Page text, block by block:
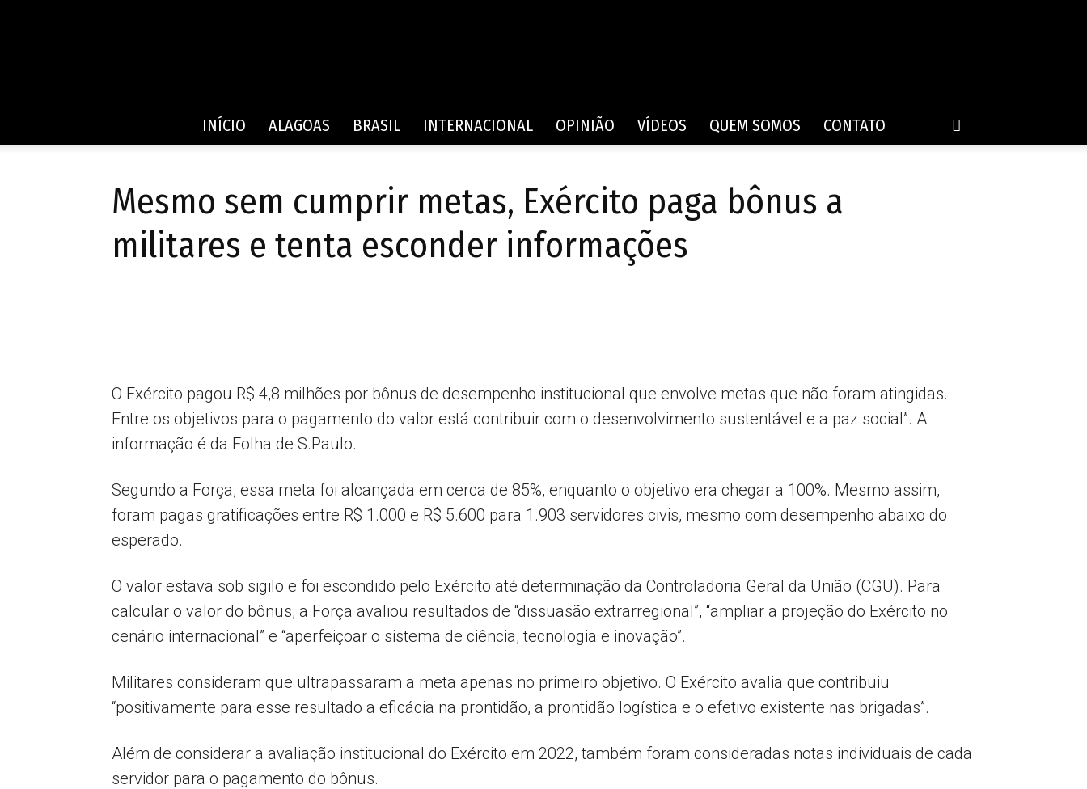
de
Popular
AL
INÍCIO ALAGOAS BRASIL INTERNACIONAL OPINIÃO VÍDEOS QUEM SOMOS CONTATO
Mesmo sem cumprir metas, Exército paga bônus a
militares e tenta esconder informações
O Exército pagou R$ 4,8 milhões por bônus de desempenho institucional que envolve metas que não foram atingidas.
Entre os objetivos para o pagamento do valor está contribuir com o desenvolvimento sustentável e a paz social”. A
informação é da Folha de S.Paulo.
Segundo a Força, essa meta foi alcançada em cerca de 85%, enquanto o objetivo era chegar a 100%. Mesmo assim,
foram pagas gratificações entre R$ 1.000 e R$ 5.600 para 1.903 servidores civis, mesmo com desempenho abaixo do
esperado.
O valor estava sob sigilo e foi escondido pelo Exército até determinação da Controladoria Geral da União (CGU). Para
calcular o valor do bônus, a Força avaliou resultados de “dissuasão extrarregional”, “ampliar a projeção do Exército no
cenário internacional” e “aperfeiçoar o sistema de ciência, tecnologia e inovação”.
Militares consideram que ultrapassaram a meta apenas no primeiro objetivo. O Exército avalia que contribuiu
“positivamente para esse resultado a eficácia na prontidão, a prontidão logística e o efetivo existente nas brigadas”.
Além de considerar a avaliação institucional do Exército em 2022, também foram consideradas notas individuais de cada
servidor para o pagamento do bônus.